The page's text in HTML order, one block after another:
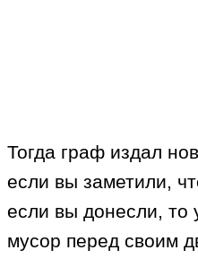
Тогда граф издал
если вы заметили,
если вы донесли, то
мусор перед своим